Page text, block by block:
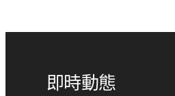
即時動態